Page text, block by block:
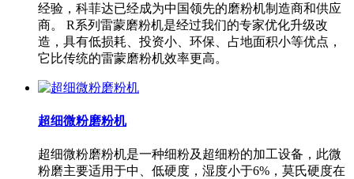
经验，科菲达已经成为中国领先的磨粉机制造商和供应
商。 R系列雷蒙磨粉机是经过我们的专家优化升级改
造，具有低损耗、投资小、环保、占地面积小等优点，
它比传统的雷蒙磨粉机效率更高。
超细微粉磨粉机
超细微粉磨粉机是一种细粉及超细粉的加工设备，此微
粉磨主要适用于中、低硬度，湿度小于6%，莫氏硬度在